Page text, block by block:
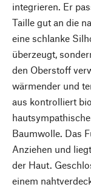
integrieren. Er
Taille gut an die
eine schlanke
überzeugt,
den Oberstoff
wärmender und
aus kontrolliert
Baumwolle. Das
Anziehen und
der Haut.
einem